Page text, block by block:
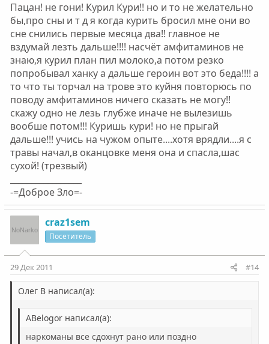
сначала редко, так же редко пил бутират, амфетамины
давали попробывать. И вот последний год я плотно
подсел на гашиш и последние 3 месяца жрал
амфетамины, после чего меня принял обнон. Был шок,
все родственники всё узнали, говорил мол
зависимости у меня нет, да вроде и сам так думал по
началу. Но через неделю, видимо шок прошел и
началась психологическая зависимость (постоянно
думаю об этом, сны где я постоянно нюхаю или курю).
Это продолжается уже 3 месяц, но я пока держу себя в
руках. Большее количество друзей и знакомых курят,
марафонят, наркотики на каждом углу, на учебе, у
друзей, да и просто на улице, иногда бывает очень
сложно отказаться, да и все друзья ещё больше
затягивают в эту яму, мол давай, один раз ничего не
будет, на новый год и т.п. Что можете посоветовать? Я
просто не знаю ка
к убрать у себя из мыслей это всё..
Пацан! не гони! Курил Кури!! но и то не желательно
бы,про сны и т д я когда курить бросил мне они во
сне снились первые месяца два!! главное не
вздумай лезть дальше!!!! насчёт амфитаминов не
знаю,я курил план пил молоко,а потом резко
попробывал ханку а дальше героин вот это беда!!!! а
то что ты торчал на трове это куйня повторюсь по
поводу амфитаминов ничего сказать не могу!!
скажу одно не лезь глубже иначе не вылезишь
вообше потом!!! Куришь кури! но не прыгай
дальше!!! учись на чужом опыте....хотя врядли....я с
травы начал,в оканцовке меня она и спасла,шас
сухой! (трезвый)
-=Доброе Зло=-
craz1sem
Посетитель
29 Дек 2011 #14
Олег В написал(а):
ABelogor написал(а):
наркоманы все сдохнут рано или поздно